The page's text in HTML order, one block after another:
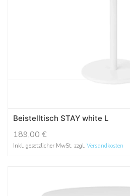
Beistelltisch STAY white L
189,00 €
Inkl. gesetzlicher MwSt. zzgl. Versandkosten